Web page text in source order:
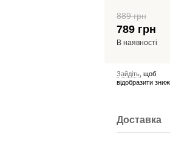
889 грн
789 грн
В наявності
Зайдіть , щоб
відобразити
Доставка